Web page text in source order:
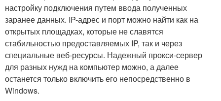
настройку подключения путем ввода полученных
заранее данных. IP-адрес и порт можно найти как на
открытых площадках, которые не славятся
стабильностью предоставляемых IP, так и через
специальные веб-ресурсы. Надежный прокси-сервер
для разных нужд на компьютер можно, а далее
останется только включить его непосредственно в
Windows.